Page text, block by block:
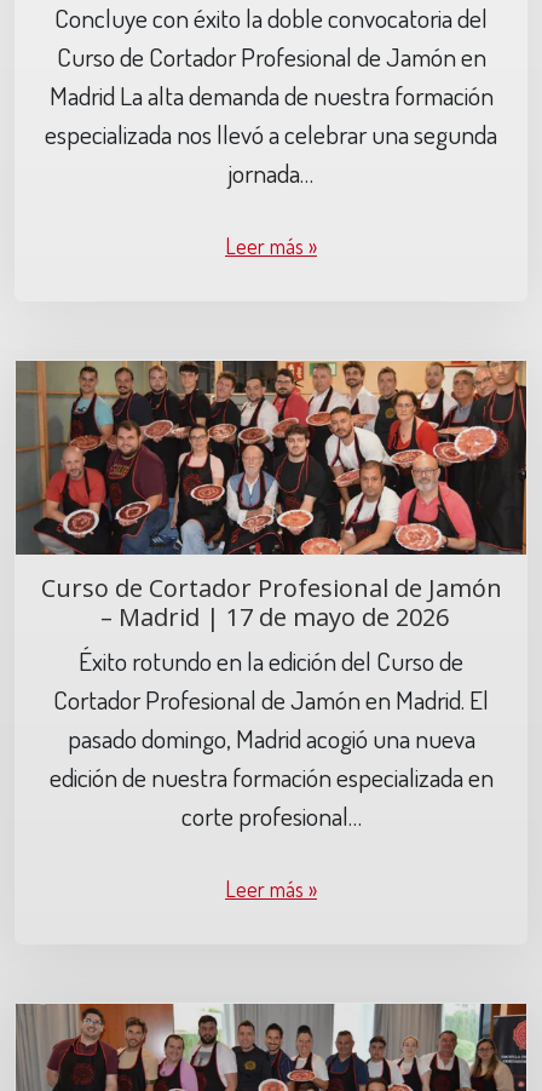
Concluye con éxito la doble convocatoria del
Curso de Cortador Profesional de Jamón en
Madrid La alta demanda de nuestra formación
especializada nos llevó a celebrar una segunda
jornada…
Leer más »
Curso de Cortador Profesional de Jamón
– Madrid | 17 de mayo de 2026
Éxito rotundo en la edición del Curso de
Cortador Profesional de Jamón en Madrid. El
pasado domingo, Madrid acogió una nueva
edición de nuestra formación especializada en
corte profesional…
Leer más »